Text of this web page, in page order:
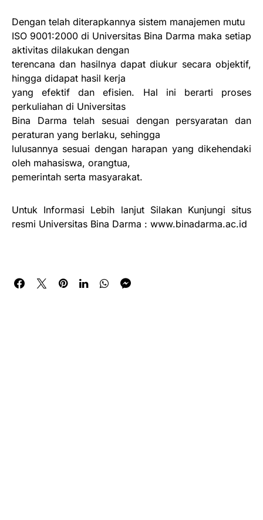
Dengan telah diterapkannya sistem manajemen mutu
ISO 9001:2000 di Universitas Bina Darma maka setiap
aktivitas dilakukan dengan
terencana dan hasilnya dapat diukur secara objektif,
hingga didapat hasil kerja
yang efektif dan efisien. Hal ini berarti proses
perkuliahan di Universitas
Bina Darma telah sesuai dengan persyaratan dan
peraturan yang berlaku, sehingga
lulusannya sesuai dengan harapan yang dikehendaki
oleh mahasiswa, orangtua,
pemerintah serta masyarakat.
Untuk Informasi Lebih lanjut Silakan Kunjungi situs
resmi Universitas Bina Darma : www.binadarma.ac.id